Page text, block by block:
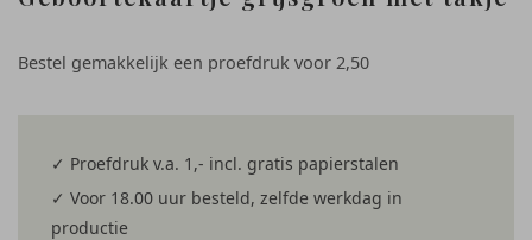
Bestel gemakkelijk een proefdruk voor 2,50
✓ Proefdruk v.a. 1,- incl. gratis papierstalen
✓ Voor 18.00 uur besteld, zelfde werkdag in
productie